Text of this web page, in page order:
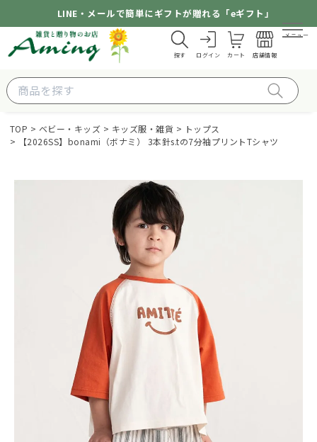
LINE・メールで簡単にギフトが贈れる「eギフト」
探す ログイン カート 店舗情報
メニュー
TOP ベビー・キッズ キッズ服・雑貨
トップス
【2026SS】bonami（ボナミ） 3本針s.tの7分袖プリントTシャツ